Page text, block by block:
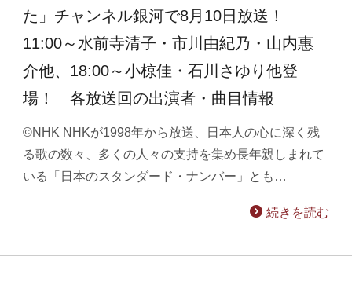
た」チャンネル銀河で8月10日放送！
11:00～水前寺清子・市川由紀乃・山内惠
介他、18:00～小椋佳・石川さゆり他登
場！ 各放送回の出演者・曲目情報
©NHK NHKが1998年から放送、日本人の心に深く残
る歌の数々、多くの人々の支持を集め長年親しまれて
いる「日本のスタンダード・ナンバー」とも…
続きを読む